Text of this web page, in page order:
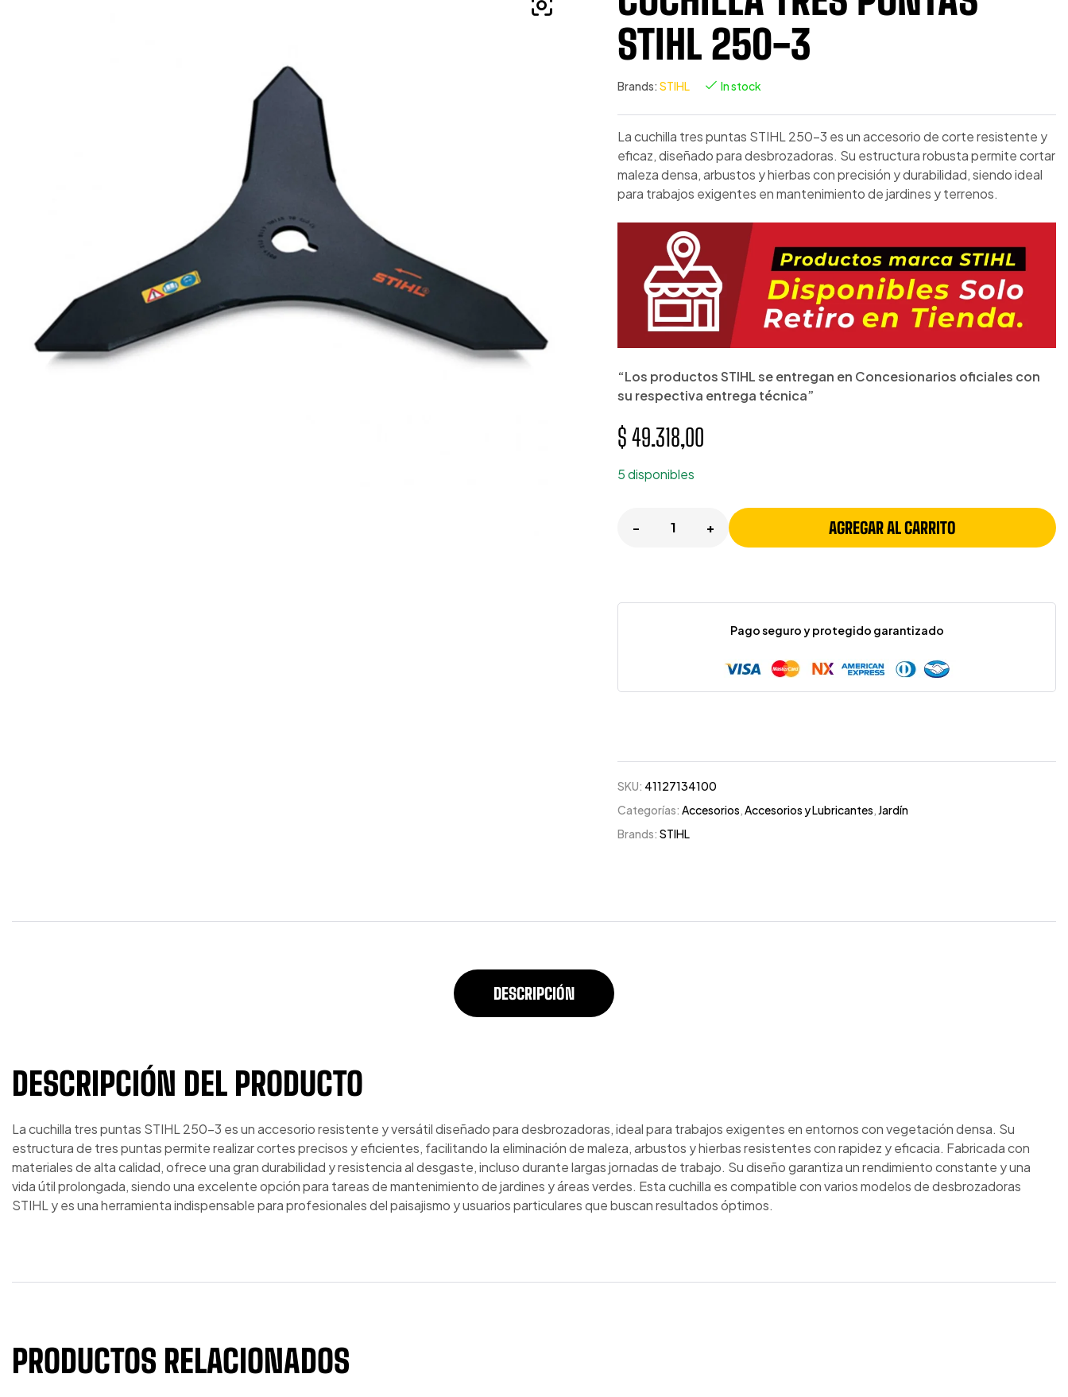
STIHL 250-3
Brands:STIHL In stock
La cuchilla tres puntas STIHL 250-3 es un accesorio de corte resistente y
eficaz, diseñado para desbrozadoras. Su estructura robusta permite cortar
maleza densa, arbustos y hierbas con precisión y durabilidad, siendo ideal
para trabajos exigentes en mantenimiento de jardines y terrenos.
“Los productos STIHL se entregan en Concesionarios oficiales con
su respectiva entrega técnica”
$49.318,00
5 disponibles
- + AGREGAR AL CARRITO
Pago seguro y protegido garantizado
SKU: 41127134100
Categorías:Accesorios,Accesorios y Lubricantes, Jardín
Brands:STIHL
DESCRIPCIÓN
DESCRIPCIÓN DEL PRODUCTO
La cuchilla tres puntas STIHL 250-3 es un accesorio resistente y versátil diseñado para desbrozadoras, ideal para trabajos exigentes en entornos con vegetación densa. Su
estructura de tres puntas permite realizar cortes precisos y eficientes, facilitando la eliminación de maleza, arbustos y hierbas resistentes con rapidez y eficacia. Fabricada con
materiales de alta calidad, ofrece una gran durabilidad y resistencia al desgaste, incluso durante largas jornadas de trabajo. Su diseño garantiza un rendimiento constante y una
vida útil prolongada, siendo una excelente opción para tareas de mantenimiento de jardines y áreas verdes. Esta cuchilla es compatible con varios modelos de desbrozadoras
STIHL y es una herramienta indispensable para profesionales del paisajismo y usuarios particulares que buscan resultados óptimos.
PRODUCTOS RELACIONADOS